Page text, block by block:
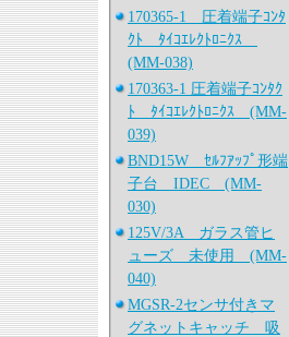
170365-1 圧着端子ｺﾝﾀ
ｸﾄ ﾀｲｺｴﾚｸﾄﾛﾆｸｽ
(MM-038)
170363-1 圧着端子ｺﾝﾀｸ
ﾄ ﾀｲｺｴﾚｸﾄﾛﾆｸｽ (MM-
039)
BND15W ｾﾙﾌｱｯﾌﾟ形端
子台 IDEC (MM-
030)
125V/3A ガラス管ヒ
ューズ 未使用 (MM-
040)
MGSR-2センサ付きマ
グネットキャッチ 吸